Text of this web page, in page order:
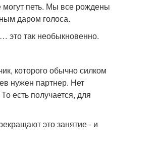
могут петь. Мы все рождены
даром голоса.
это так необыкновенно.
которого обычно силком
нужен партнер. Нет
есть получается, для
это занятие - и